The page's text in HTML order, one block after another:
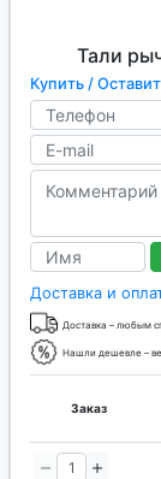
Тали
Купить /
Доставка и
Доставка – любым
Нашли дешевле –
Заказ